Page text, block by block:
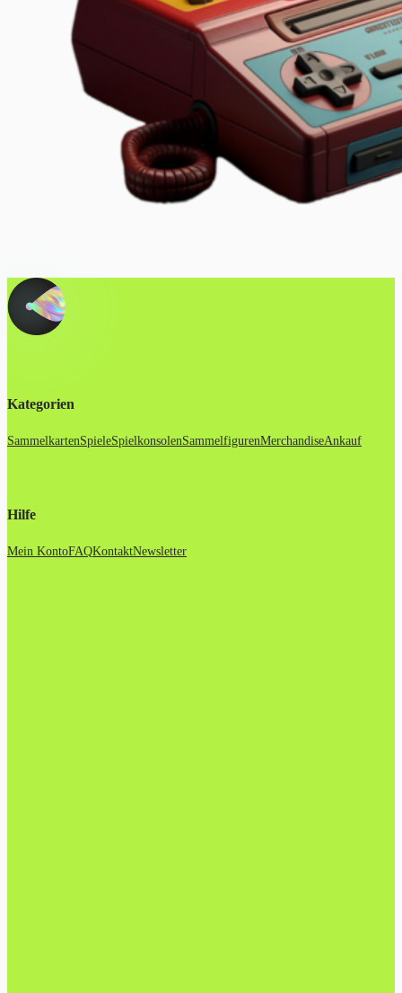
Kategorien
SammelkartenSpieleSpielkonsolenSammelfigurenMerchandiseAnkauf
Hilfe
Mein KontoFAQKontaktNewsletter